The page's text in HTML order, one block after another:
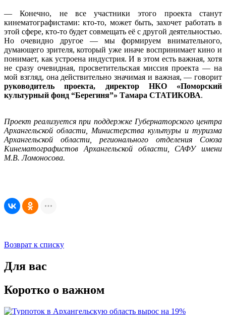
— Конечно, не все участники этого проекта станут
кинематографистами: кто-то, может быть, захочет работать в
этой сфере, кто-то будет совмещать её с другой деятельностью.
Но очевидно другое — мы формируем внимательного,
думающего зрителя, который уже иначе воспринимает кино и
понимает, как устроена индустрия. И в этом есть важная, хотя
не сразу очевидная, просветительская миссия проекта — на
мой взгляд, она действительно значимая и важная, — говорит
руководитель проекта, директор НКО «Поморский
культурный фонд “Берегиня”» Тамара СТАТИКОВА.
Проект реализуется при поддержке Губернаторского центра
Архангельской области, Министерства культуры и туризма
Архангельской области, регионального отделения Союза
Кинематографистов Архангельской области, САФУ имени
М.В. Ломоносова.
Возврат к списку
Для вас
Коротко о важном